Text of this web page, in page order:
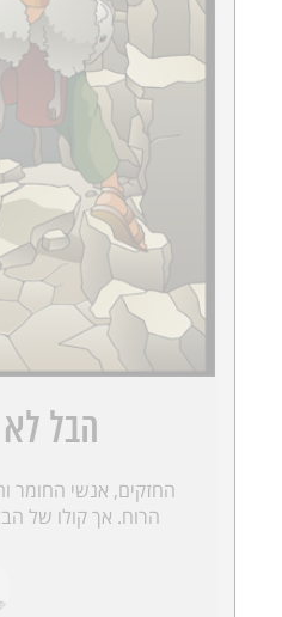
הבל
החזקים, אנשי החומר
הרוח. אך קולו של